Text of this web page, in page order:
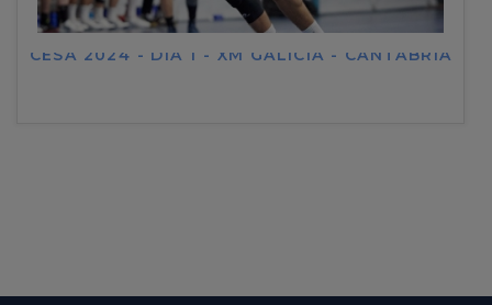
CESA 2024 - DÍA 1 - XM GALICIA - CANTABRIA